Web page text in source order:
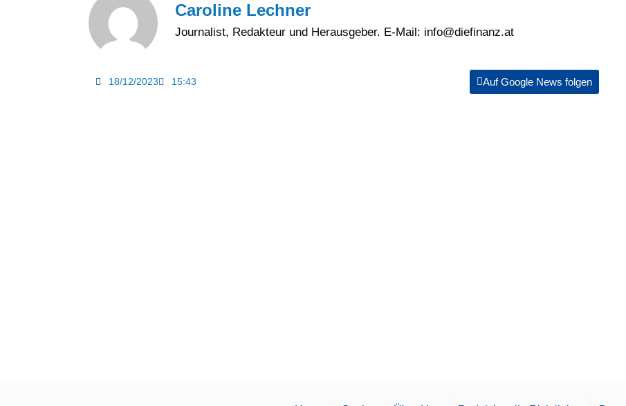
Caroline Lechner
Journalist, Redakteur und Herausgeber. E-Mail: info@diefinanz.at
18/12/2023 15:43 Auf Google News folgen